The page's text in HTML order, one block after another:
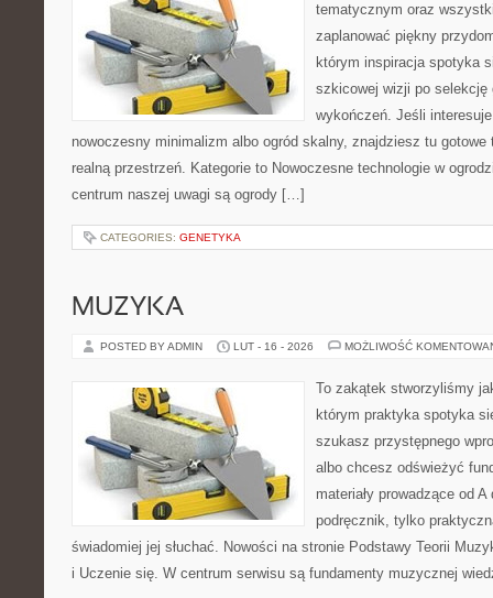
tematycznym oraz
zaplanować piękny
którym inspiracja spotyka
szkicowej wizji po selekcję
wykończeń. Jeśli
nowoczesny minimalizm albo ogród skalny, znajdziesz tu gotowe
realną przestrzeń. Kategorie to Nowoczesne technologie w
centrum naszej uwagi są ogrody […]
CATEGORIES: GENETYKA
MUZYKA
POSTED BY ADMIN LUT - 16 - 2026 MOŻLIWOŚĆ
To zakątek stworzyliśmy
którym praktyka spotyka
szukasz przystępnego
albo chcesz odświeżyć
materiały prowadzące od
podręcznik, tylko
świadomiej jej słuchać. Nowości na stronie Podstawy Teorii
i Uczenie się. W centrum serwisu są fundamenty muzycznej